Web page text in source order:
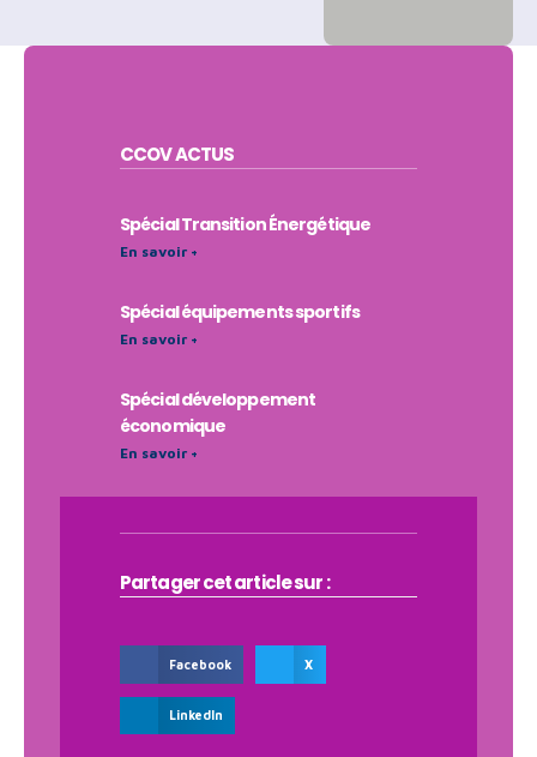
CCOVACTUS
Spécial Transition Énergétique
En savoir +
Spécial équipements sportifs
En savoir +
Spécial développement
économique
En savoir +
Partager cet article sur :
Facebook X
LinkedIn